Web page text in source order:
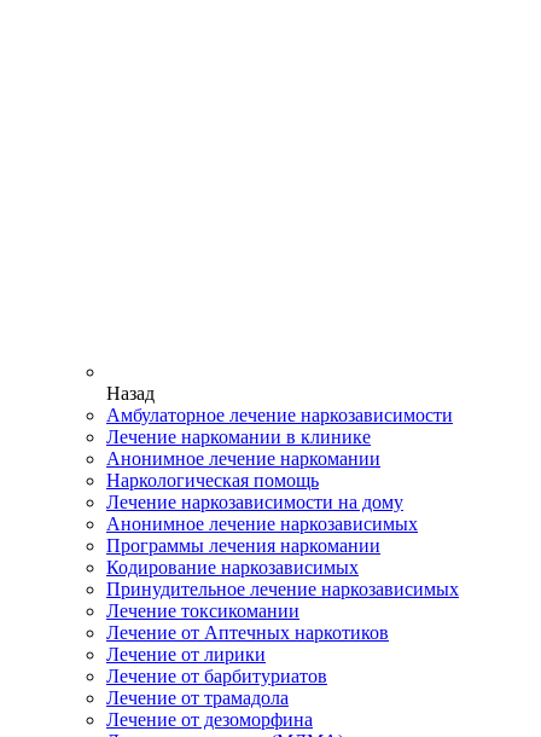
Назад
Амбулаторное лечение наркозависимости
Лечение наркомании в клинике
Анонимное лечение наркомании
Наркологическая помощь
Лечение наркозависимости на дому
Анонимное лечение наркозависимых
Программы лечения наркомании
Кодирование наркозависимых
Принудительное лечение наркозависимых
Лечение токсикомании
Лечение от Аптечных наркотиков
Лечение от лирики
Лечение от барбитуриатов
Лечение от трамадола
Лечение от дезоморфина